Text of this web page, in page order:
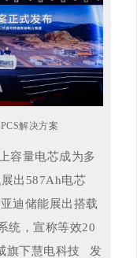
解决方案
容量电芯成为多
出 587Ah电芯
迪储能展出搭载
统，宣称等效20
旗下慧电科技
发